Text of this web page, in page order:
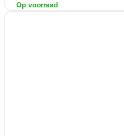
Op voorraad